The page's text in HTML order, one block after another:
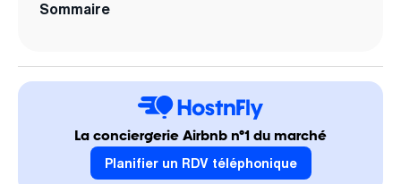
Sommaire
La conciergerie Airbnb n°1 du marché
Planifier un RDV téléphonique